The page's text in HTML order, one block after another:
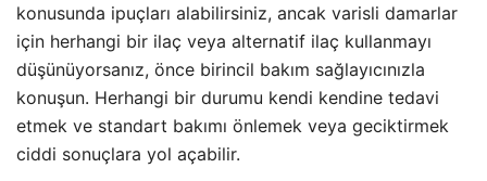
konusunda ipuçları alabilirsiniz, ancak varisli damarlar
için herhangi bir ilaç veya alternatif ilaç kullanmayı
düşünüyorsanız, önce birincil bakım sağlayıcınızla
konuşun. Herhangi bir durumu kendi kendine tedavi
etmek ve standart bakımı önlemek veya geciktirmek
ciddi sonuçlara yol açabilir.